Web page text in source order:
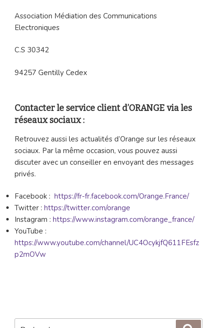
Association Médiation des Communications
Electroniques
C.S 30342
94257 Gentilly Cedex
Contacter le service client d’ORANGE via les
réseaux sociaux :
Retrouvez aussi les actualités d’Orange sur les réseaux
sociaux. Par la même occasion, vous pouvez aussi
discuter avec un conseiller en envoyant des messages
privés.
Facebook : https://fr-fr.facebook.com/Orange.France/
Twitter : https://twitter.com/orange
Instagram : https://www.instagram.com/orange_france/
YouTube :
https://www.youtube.com/channel/UC4OcykjfQ611FEsfz
p2mOVw